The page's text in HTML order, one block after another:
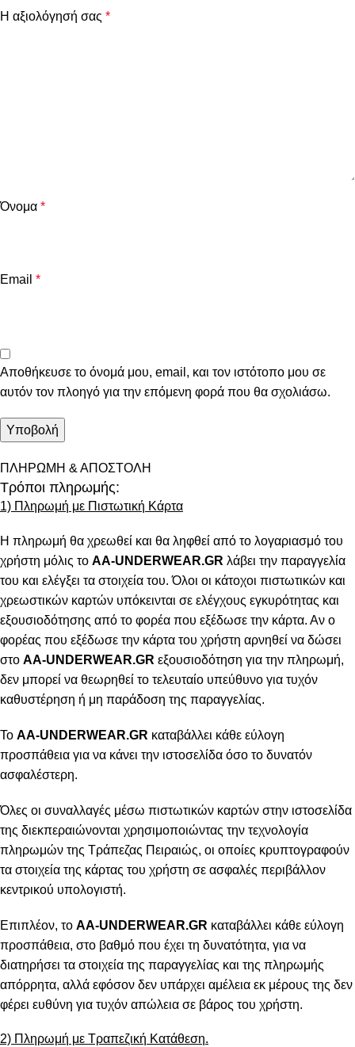
Η αξιολόγησή σας *
Όνομα *
Email *
Αποθήκευσε το όνομά μου, email, και τον ιστότοπο μου σε
αυτόν τον πλοηγό για την επόμενη φορά που θα σχολιάσω.
ΠΛΗΡΩΜΗ & ΑΠΟΣΤΟΛΗ
Τρόποι πληρωμής:
1) Πληρωμή με Πιστωτική Κάρτα
Η πληρωμή θα χρεωθεί και θα ληφθεί από το λογαριασμό του
χρήστη μόλις το AA-UNDERWEAR.GR λάβει την παραγγελία
του και ελέγξει τα στοιχεία του. Όλοι οι κάτοχοι πιστωτικών και
χρεωστικών καρτών υπόκεινται σε ελέγχους εγκυρότητας και
εξουσιοδότησης από το φορέα που εξέδωσε την κάρτα. Αν ο
φορέας που εξέδωσε την κάρτα του χρήστη αρνηθεί να δώσει
στο AA-UNDERWEAR.GR εξουσιοδότηση για την πληρωμή,
δεν μπορεί να θεωρηθεί το τελευταίο υπεύθυνο για τυχόν
καθυστέρηση ή μη παράδοση της παραγγελίας.
Το AA-UNDERWEAR.GR καταβάλλει κάθε εύλογη
προσπάθεια για να κάνει την ιστοσελίδα όσο το δυνατόν
ασφαλέστερη.
Όλες οι συναλλαγές μέσω πιστωτικών καρτών στην ιστοσελίδα
της διεκπεραιώνονται χρησιμοποιώντας την τεχνολογία
πληρωμών της Τράπεζας Πειραιώς, οι οποίες κρυπτογραφούν
τα στοιχεία της κάρτας του χρήστη σε ασφαλές περιβάλλον
κεντρικού υπολογιστή.
Επιπλέον, το AA-UNDERWEAR.GR καταβάλλει κάθε εύλογη
προσπάθεια, στο βαθμό που έχει τη δυνατότητα, για να
διατηρήσει τα στοιχεία της παραγγελίας και της πληρωμής
απόρρητα, αλλά εφόσον δεν υπάρχει αμέλεια εκ μέρους της δεν
φέρει ευθύνη για τυχόν απώλεια σε βάρος του χρήστη.
2) Πληρωμή με Τραπεζική Κατάθεση.